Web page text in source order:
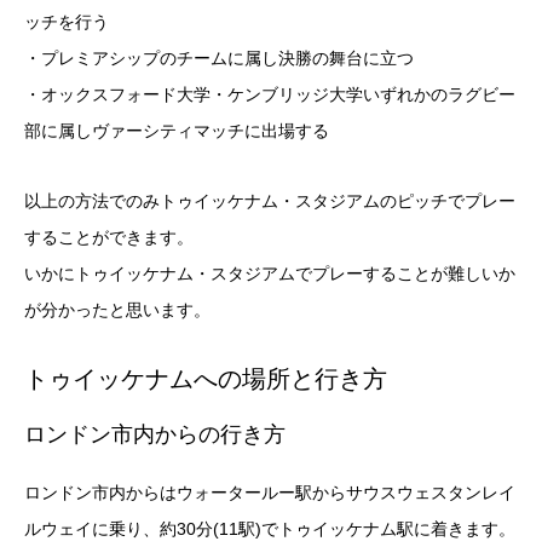
ッチを行う
・プレミアシップのチームに属し決勝の舞台に立つ
・オックスフォード大学・ケンブリッジ大学いずれかのラグビー
部に属しヴァーシティマッチに出場する
以上の方法でのみトゥイッケナム・スタジアムのピッチでプレー
することができます。
いかにトゥイッケナム・スタジアムでプレーすることが難しいか
が分かったと思います。
トゥイッケナムへの場所と行き方
ロンドン市内からの行き方
ロンドン市内からはウォータールー駅からサウスウェスタンレイ
ルウェイに乗り、約30分(11駅)でトゥイッケナム駅に着きます。